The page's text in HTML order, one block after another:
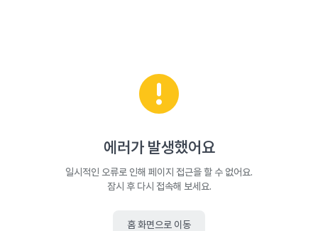
에러가 발생했어요
일시적인 오류로 인해 페이지 접근을 할 수 없어요.
잠시 후 다시 접속해 보세요.
홈 화면으로 이동